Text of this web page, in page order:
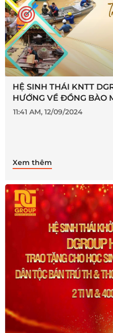
HỆ SINH THÁI KNTT
HƯỚNG VỀ ĐỒNG BÀO
11:41 AM, 12/09/2024
Xem thêm